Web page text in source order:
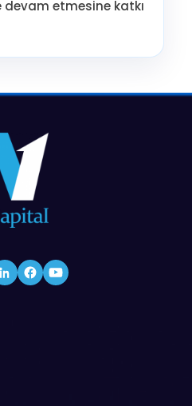
devam etmesine katkı